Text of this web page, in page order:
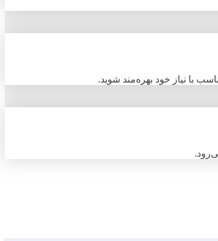
با نیاز خود بهره‌مند شوید.